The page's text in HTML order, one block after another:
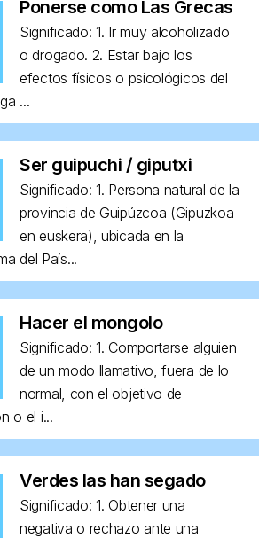
Ponerse como Las Grecas
Significado: 1. Ir muy alcoholizado
o drogado. 2. Estar bajo los
efectos físicos o psicológicos del
...
Ser guipuchi / giputxi
Significado: 1. Persona natural de la
provincia de Guipúzcoa (Gipuzkoa
en euskera), ubicada en la
del País...
Hacer el mongolo
Significado: 1. Comportarse alguien
de un modo llamativo, fuera de lo
normal, con el objetivo de
o el i...
Verdes las han segado
Significado: 1. Obtener una
negativa o rechazo ante una